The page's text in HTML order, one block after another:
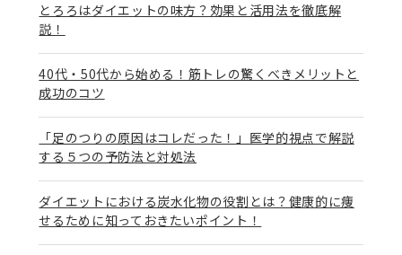
とろろはダイエットの味方？効果と活用法を徹底解
説！
40代・50代から始める！筋トレの驚くべきメリットと
成功のコツ
「足のつりの原因はコレだった！」医学的視点で解説
する５つの予防法と対処法
ダイエットにおける炭水化物の役割とは？健康的に痩
せるために知っておきたいポイント！